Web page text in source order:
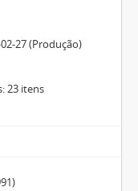
27 (Produção)
23 itens